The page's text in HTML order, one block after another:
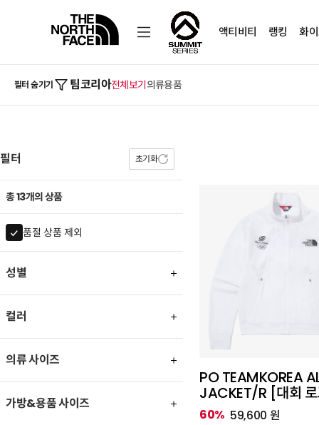
액티비티 랭킹 화
필터 숨기기 팀코리아전체보기의류용품
필터 초기화
총 13개의 상품
품절 상품 제외
성별
컬러
의류 사이즈
가방&용품 사이즈
PO TEAMKOREA
JACKET/R [대회
59,600 원
60%